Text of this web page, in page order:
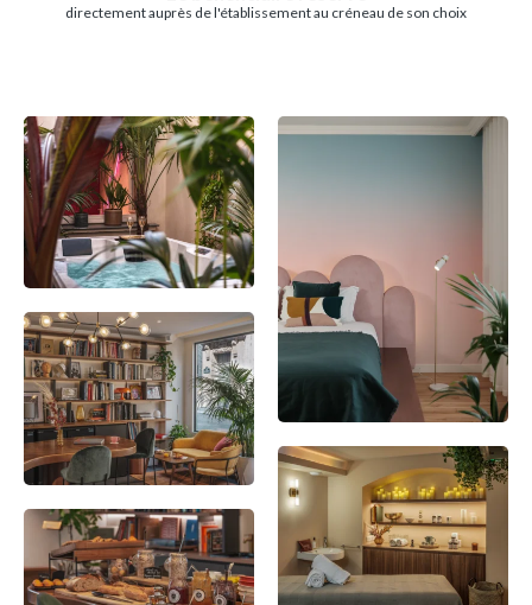
directement auprès de l'établissement au créneau de son choix